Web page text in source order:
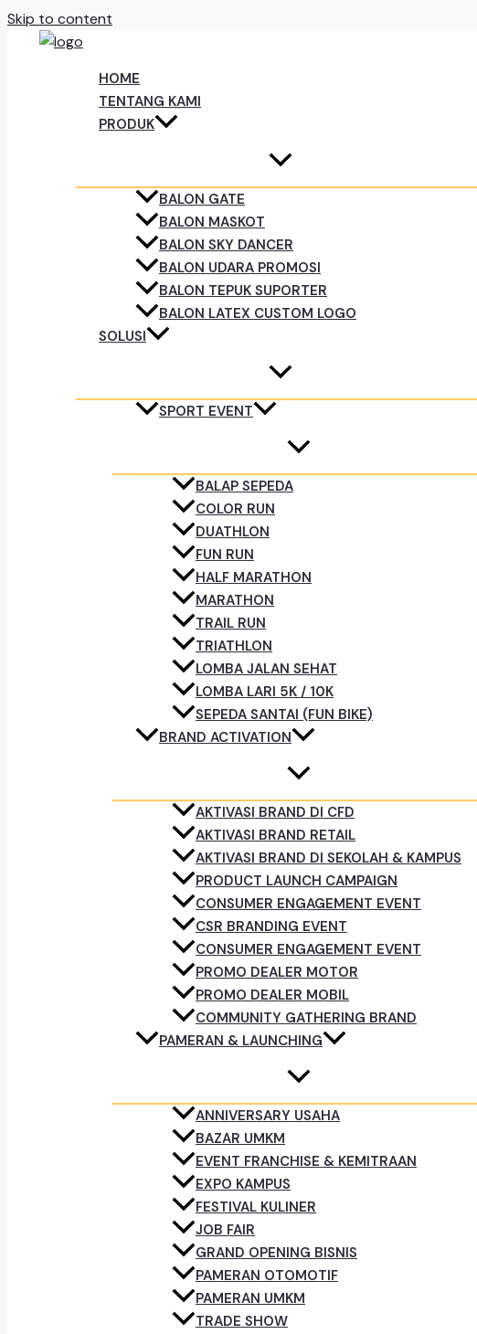
Skip to content
HOME
TENTANG KAMI
PRODUK
BALON GATE
BALON MASKOT
BALON SKY DANCER
BALON UDARA PROMOSI
BALON TEPUK SUPORTER
BALON LATEX CUSTOM LOGO
SOLUSI
SPORT EVENT
BALAP SEPEDA
COLOR RUN
DUATHLON
FUN RUN
HALF MARATHON
MARATHON
TRAIL RUN
TRIATHLON
LOMBA JALAN SEHAT
LOMBA LARI 5K / 10K
SEPEDA SANTAI (FUN BIKE)
BRAND ACTIVATION
AKTIVASI BRAND DI CFD
AKTIVASI BRAND RETAIL
AKTIVASI BRAND DI SEKOLAH & KAMPUS
PRODUCT LAUNCH CAMPAIGN
CONSUMER ENGAGEMENT EVENT
CSR BRANDING EVENT
CONSUMER ENGAGEMENT EVENT
PROMO DEALER MOTOR
PROMO DEALER MOBIL
COMMUNITY GATHERING BRAND
PAMERAN & LAUNCHING
ANNIVERSARY USAHA
BAZAR UMKM
EVENT FRANCHISE & KEMITRAAN
EXPO KAMPUS
FESTIVAL KULINER
JOB FAIR
GRAND OPENING BISNIS
PAMERAN OTOMOTIF
PAMERAN UMKM
TRADE SHOW